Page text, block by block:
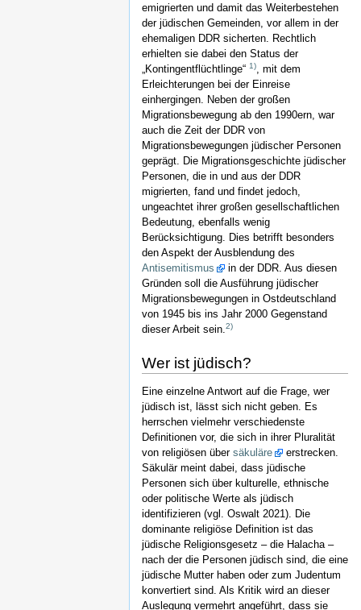
emigrierten und damit das Weiterbestehen
der jüdischen Gemeinden, vor allem in der
ehemaligen DDR sicherten. Rechtlich
erhielten sie dabei den Status der
„Kontingentflüchtlinge“ 1), mit dem
Erleichterungen bei der Einreise
einhergingen. Neben der großen
Migrationsbewegung ab den 1990ern, war
auch die Zeit der DDR von
Migrationsbewegungen jüdischer Personen
geprägt. Die Migrationsgeschichte jüdischer
Personen, die in und aus der DDR
migrierten, fand und findet jedoch,
ungeachtet ihrer großen gesellschaftlichen
Bedeutung, ebenfalls wenig
Berücksichtigung. Dies betrifft besonders
den Aspekt der Ausblendung des
Antisemitismus
in der DDR. Aus diesen
Gründen soll die Ausführung jüdischer
Migrationsbewegungen in Ostdeutschland
von 1945 bis ins Jahr 2000 Gegenstand
dieser Arbeit sein.2)
Wer ist jüdisch?
Eine einzelne Antwort auf die Frage, wer
jüdisch ist, lässt sich nicht geben. Es
herrschen vielmehr verschiedenste
Definitionen vor, die sich in ihrer Pluralität
von religiösen über säkuläre
erstrecken.
Säkulär meint dabei, dass jüdische
Personen sich über kulturelle, ethnische
oder politische Werte als jüdisch
identifizieren (vgl. Oswalt 2021). Die
dominante religiöse Definition ist das
jüdische Religionsgesetz – die Halacha –
nach der die Personen jüdisch sind, die eine
jüdische Mutter haben oder zum Judentum
konvertiert sind. Als Kritik wird an dieser
Auslegung vermehrt angeführt, dass sie